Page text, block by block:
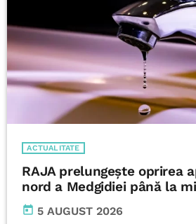
ACTUALITATE
RAJA prelungește oprirea
nord a Medgidiei până la
today 5 AUGUST 2026